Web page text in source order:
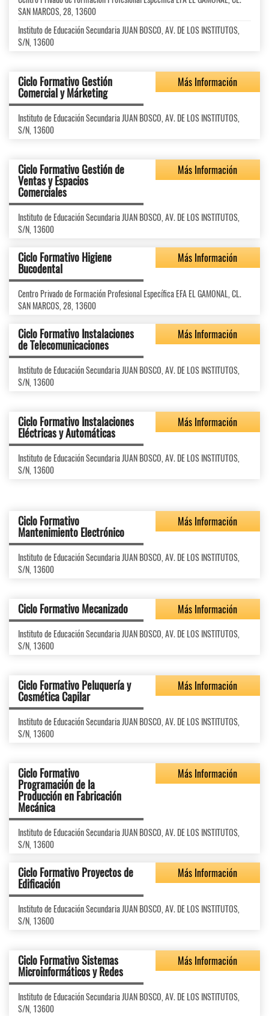
SAN MARCOS, 28, 13600
Instituto de Educación Secundaria JUAN BOSCO, AV. DE LOS INSTITUTOS,
S/N, 13600
Ciclo Formativo Gestión
Comercial y Márketing
Más Información
Instituto de Educación Secundaria JUAN BOSCO, AV. DE LOS INSTITUTOS,
S/N, 13600
Ciclo Formativo Gestión de
Ventas y Espacios
Comerciales
Más Información
Instituto de Educación Secundaria JUAN BOSCO, AV. DE LOS INSTITUTOS,
S/N, 13600
Ciclo Formativo Higiene
Bucodental
Más Información
Centro Privado de Formación Profesional Específica EFA EL GAMONAL, CL.
SAN MARCOS, 28, 13600
Ciclo Formativo Instalaciones
de Telecomunicaciones
Más Información
Instituto de Educación Secundaria JUAN BOSCO, AV. DE LOS INSTITUTOS,
S/N, 13600
Ciclo Formativo Instalaciones
Eléctricas y Automáticas
Más Información
Instituto de Educación Secundaria JUAN BOSCO, AV. DE LOS INSTITUTOS,
S/N, 13600
Ciclo Formativo
Mantenimiento Electrónico
Más Información
Instituto de Educación Secundaria JUAN BOSCO, AV. DE LOS INSTITUTOS,
S/N, 13600
Ciclo Formativo Mecanizado Más Información
Instituto de Educación Secundaria JUAN BOSCO, AV. DE LOS INSTITUTOS,
S/N, 13600
Ciclo Formativo Peluquería y
Cosmética Capilar
Más Información
Instituto de Educación Secundaria JUAN BOSCO, AV. DE LOS INSTITUTOS,
S/N, 13600
Ciclo Formativo
Programación de la
Producción en Fabricación
Mecánica
Más Información
Instituto de Educación Secundaria JUAN BOSCO, AV. DE LOS INSTITUTOS,
S/N, 13600
Ciclo Formativo Proyectos de
Edificación
Más Información
Instituto de Educación Secundaria JUAN BOSCO, AV. DE LOS INSTITUTOS,
S/N, 13600
Ciclo Formativo Sistemas
Microinformáticos y Redes
Más Información
Instituto de Educación Secundaria JUAN BOSCO, AV. DE LOS INSTITUTOS,
S/N, 13600